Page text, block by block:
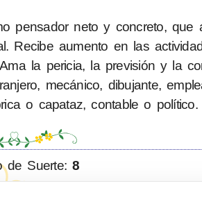
pensador neto y concreto, que
aumento en las
la pericia, la previsión y la
mecánico, dibujante,
o capataz, contable o político.
de Suerte:8